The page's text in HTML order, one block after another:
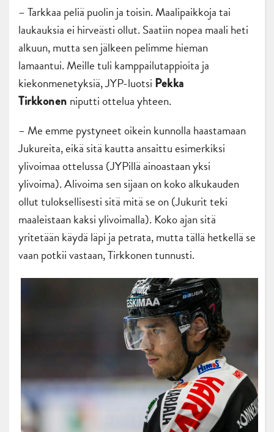
– Tarkkaa peliä puolin ja toisin. Maalipaikkoja tai
laukauksia ei hirveästi ollut. Saatiin nopea maali heti
alkuun, mutta sen jälkeen pelimme hieman
lamaantui. Meille tuli kamppailutappioita ja
kiekonmenetyksiä, JYP-luotsi Pekka
Tirkkonen niputti ottelua yhteen.
– Me emme pystyneet oikein kunnolla haastamaan
Jukureita, eikä sitä kautta ansaittu esimerkiksi
ylivoimaa ottelussa (JYPillä ainoastaan yksi
ylivoima). Alivoima sen sijaan on koko alkukauden
ollut tuloksellisesti sitä mitä se on (Jukurit teki
maaleistaan kaksi ylivoimalla). Koko ajan sitä
yritetään käydä läpi ja petrata, mutta tällä hetkellä se
vaan potkii vastaan, Tirkkonen tunnusti.